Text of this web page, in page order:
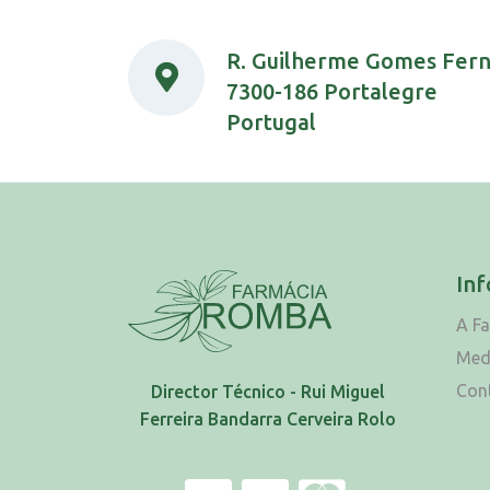
R. Guilherme Gomes
7300-186 Portalegre
Portugal
Director Técnico - Rui Miguel
Ferreira Bandarra Cerveira Rolo
A